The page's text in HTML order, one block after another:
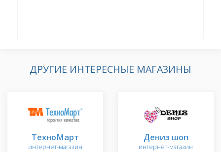
ДРУГИЕ ИНТЕРЕСНЫЕ МАГАЗИНЫ
ТехноМарт
интернет-магазин
Дениз шоп
интернет-магазин